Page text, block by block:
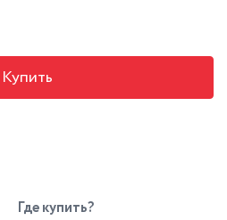
Купить
Где купить?